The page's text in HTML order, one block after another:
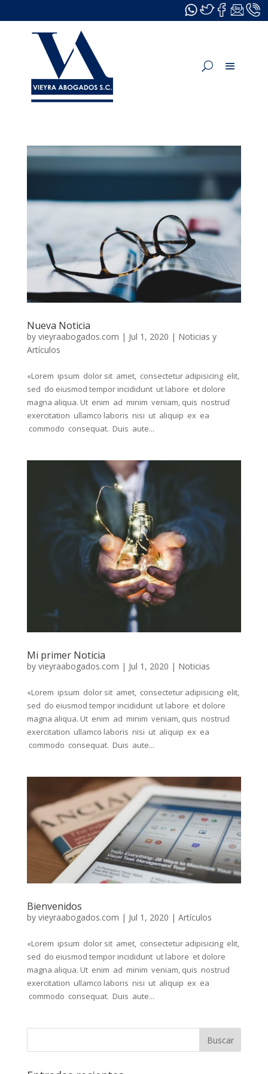
Nueva Noticia
by vieyraabogados.com | Jul 1, 2020 | Noticias y
Artículos
«Lorem ipsum dolor sit amet, consectetur adipisicing elit,
sed do eiusmod tempor incididunt ut labore et dolore
magna aliqua. Ut enim ad minim veniam, quis nostrud
exercitation ullamco laboris nisi ut aliquip ex ea
commodo consequat. Duis aute...
Mi primer Noticia
by vieyraabogados.com | Jul 1, 2020 | Noticias
«Lorem ipsum dolor sit amet, consectetur adipisicing elit,
sed do eiusmod tempor incididunt ut labore et dolore
magna aliqua. Ut enim ad minim veniam, quis nostrud
exercitation ullamco laboris nisi ut aliquip ex ea
commodo consequat. Duis aute...
Bienvenidos
by vieyraabogados.com | Jul 1, 2020 | Artículos
«Lorem ipsum dolor sit amet, consectetur adipisicing elit,
sed do eiusmod tempor incididunt ut labore et dolore
magna aliqua. Ut enim ad minim veniam, quis nostrud
exercitation ullamco laboris nisi ut aliquip ex ea
commodo consequat. Duis aute...